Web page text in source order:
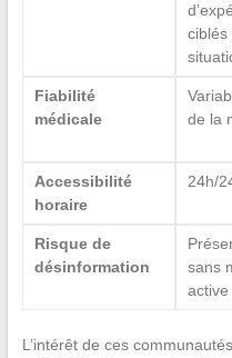
ciblés
Fiabilité
médicale
de la
Accessibilité
horaire
24h/
Risque de
désinformation
sans
active
L’intérêt de ces